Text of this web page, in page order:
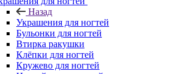
Назад
Украшения для ногтей
Бульонки для ногтей
Втирка ракушки
Клёпки для ногтей
Кружево для ногтей